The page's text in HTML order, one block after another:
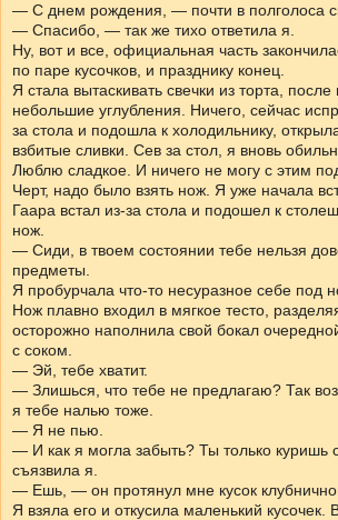
— С днем рождения, — почти в полголоса
— Спасибо, — так же тихо ответила я.
Ну, вот и все, официальная часть
по паре кусочков, и празднику конец.
Я стала вытаскивать свечки из торта,
небольшие углубления. Ничего, сейчас
за стола и подошла к холодильнику,
взбитые сливки. Сев за стол, я вновь
Люблю сладкое. И ничего не могу с этим
Черт, надо было взять нож. Я уже начала
Гаара встал из-за стола и подошел к
нож.
— Сиди, в твоем состоянии тебе нельзя
предметы.
Я пробурчала что-то несуразное себе под
Нож плавно входил в мягкое тесто,
осторожно наполнила свой бокал
с соком.
— Эй, тебе хватит.
— Злишься, что тебе не предлагаю? Так
я тебе налью тоже.
— Я не пью.
— И как я могла забыть? Ты только куришь
съязвила я.
— Ешь, — он протянул мне кусок
Я взяла его и откусила маленький кусочек.